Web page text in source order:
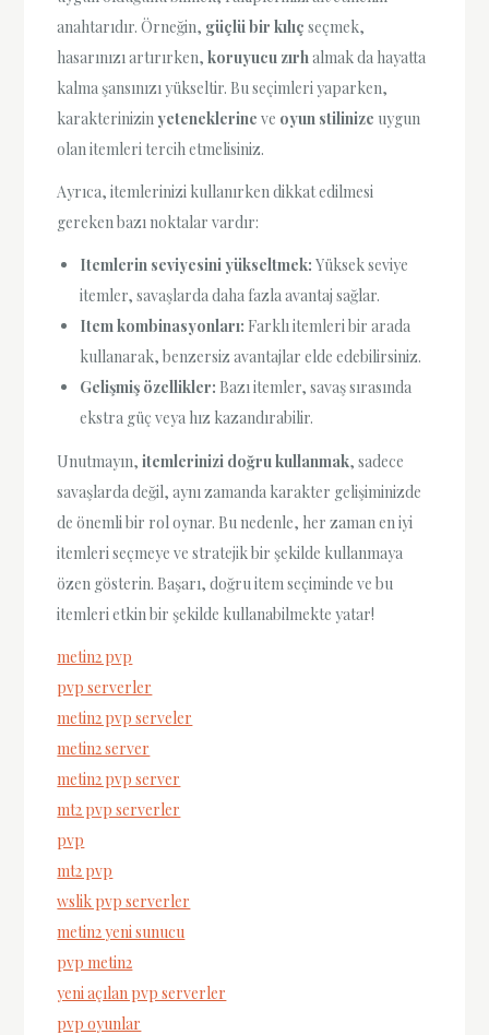
anahtarıdır. Örneğin, güçlü bir kılıç seçmek,
hasarınızı artırırken,koruyucu zırhalmak da hayatta
kalma şansınızı yükseltir. Bu seçimleri yaparken,
karakterinizinyeteneklerine ve oyun stilinize uygun
olan itemleri tercih etmelisiniz.
Ayrıca, itemlerinizi kullanırken dikkat edilmesi
gereken bazı noktalar vardır:
Itemlerin seviyesini yükseltmek: Yüksek seviye
itemler, savaşlarda daha fazla avantaj sağlar.
Item kombinasyonları: Farklı itemleri bir arada
kullanarak, benzersiz avantajlar elde edebilirsiniz.
Gelişmiş özellikler: Bazı itemler, savaş sırasında
ekstra güç veya hız kazandırabilir.
Unutmayın,itemlerinizi doğru kullanmak, sadece
savaşlarda değil, aynı zamanda karakter gelişiminizde
de önemli bir rol oynar. Bu nedenle, her zaman en iyi
itemleri seçmeye ve stratejik bir şekilde kullanmaya
özen gösterin. Başarı, doğru item seçiminde ve bu
itemleri etkin bir şekilde kullanabilmekte yatar!
metin2 pvp
pvp serverler
metin2 pvp serveler
metin2 server
metin2 pvp server
mt2 pvp serverler
pvp
mt2 pvp
wslik pvp serverler
metin2 yeni sunucu
pvp metin2
yeni açılan pvp serverler
pvp oyunlar